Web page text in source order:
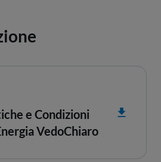
e Condizioni
VedoChiaro